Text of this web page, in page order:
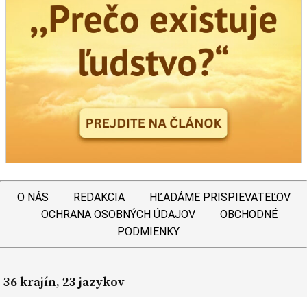
O NÁS REDAKCIA
HĽADÁME PRISPIEVATEĽOV
OCHRANA OSOBNÝCH ÚDAJOV
OBCHODNÉ
PODMIENKY
36 krajín, 23 jazykov